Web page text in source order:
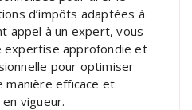
d’impôts adaptées à
appel à un expert, vous
expertise approfondie et
pour optimiser
manière efficace et
vigueur.